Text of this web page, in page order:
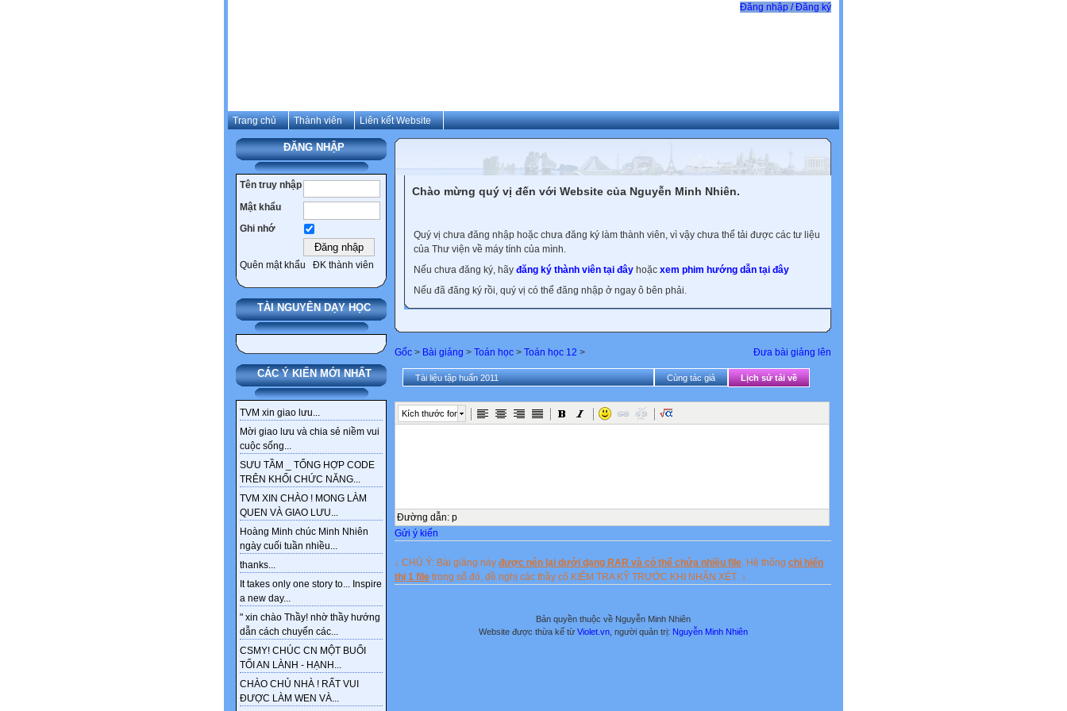
Đăng nhập / Đăng ký
Trang chủ Thành viên Liên kết Website
ĐĂNG NHẬP
Tên truy nhập
Mật khẩu
Ghi nhớ
Quên mật khẩu ĐK thành viên
TÀI NGUYÊN DẠY HỌC
CÁC Ý KIẾN MỚI NHẤT
TVM xin giao lưu...
Mời giao lưu và chia sẻ niềm vui
cuộc sống...
SƯU TẦM _ TỔNG HỢP CODE
TRÊN KHỐI CHỨC NĂNG...
TVM XIN CHÀO ! MONG LÀM
QUEN VÀ GIAO LƯU...
Hoàng Minh chúc Minh Nhiên
ngày cuối tuần nhiều...
thanks...
It takes only one story to... Inspire
a new day...
" xin chào Thầy! nhờ thầy hướng
dẫn cách chuyển các...
CSMY! CHÚC CN MỘT BUỔI
TỐI AN LÀNH - HẠNH...
CHÀO CHỦ NHÀ ! RẤT VUI
ĐƯỢC LÀM WEN VÀ...
Chào mừng quý vị đến với Website của Nguyễn Minh Nhiên.
Quý vị chưa đăng nhập hoặc chưa đăng ký làm thành viên, vì vậy chưa thể tải được các tư liệu
của Thư viện về máy tính của mình.
Nếu chưa đăng ký, hãy đăng ký thành viên tại đây hoặc xem phim hướng dẫn tại đây
Nếu đã đăng ký rồi, quý vị có thể đăng nhập ở ngay ô bên phải.
Đưa bài giảng lên
Gốc > Bài giảng > Toán học > Toán học 12 >
Tài liệu tập huấn 2011 Cùng tác giả Lịch sử tải về
Kích thước font
Đường dẫn: p
Gửi ý kiến
↓ CHÚ Ý: Bài giảng này được nén lại dưới dạng RAR và có thể chứa nhiều file . Hệ thống chỉ hiển
thị 1 file trong số đó, đề nghị các thầy cô KIỂM TRA KỸ TRƯỚC KHI NHẬN XÉT ↓
Bản quyền thuộc về Nguyễn Minh Nhiên
Website được thừa kế từ Violet.vn, người quản trị: Nguyễn Minh Nhiên